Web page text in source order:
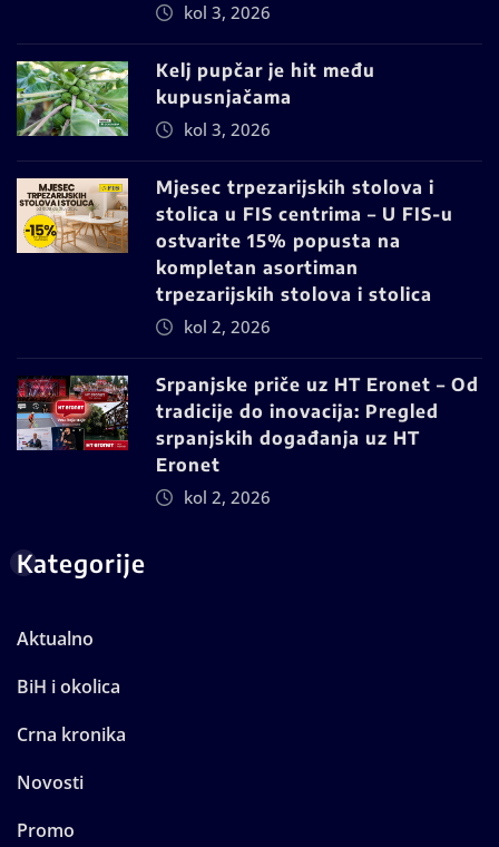
kol 3, 2026
Kelj pupčar je hit među
kupusnjačama
kol 3, 2026
Mjesec trpezarijskih stolova i
stolica u FIS centrima – U FIS-u
ostvarite 15% popusta na
kompletan asortiman
trpezarijskih stolova i stolica
kol 2, 2026
Srpanjske priče uz HT Eronet – Od
tradicije do inovacija: Pregled
srpanjskih događanja uz HT
Eronet
kol 2, 2026
Kategorije
Aktualno
BiH i okolica
Crna kronika
Novosti
Promo